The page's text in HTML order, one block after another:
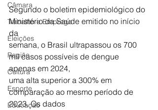
Câmara
Trabalho e Emprego
Eleições
Região
Cultura
Esporte
Educação
Segundo o boletim epidemiológico do
Ministério da Saúde emitido no início
da
semana, o Brasil ultrapassou os 700
mil casos possíveis de dengue
apenas em 2024,
uma alta superior a 300% em
comparação ao mesmo período de
2023. Os dados